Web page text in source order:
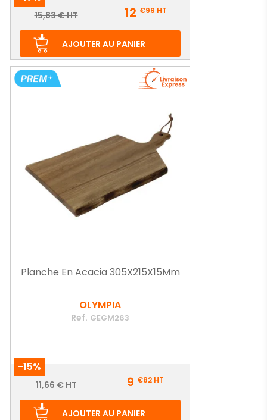
Prix
Prix
base
15,83 € HT 12 €99 HT
AJOUTER AU PANIER
Planche En Acacia 305X215X15Mm
OLYMPIA
Ref. GEGM263
-15%
Prix
Prix
base
11,66 € HT 9 €82 HT
AJOUTER AU PANIER